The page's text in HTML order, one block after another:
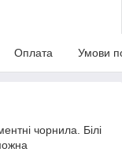
Оплата Умови
чорнила. Білі